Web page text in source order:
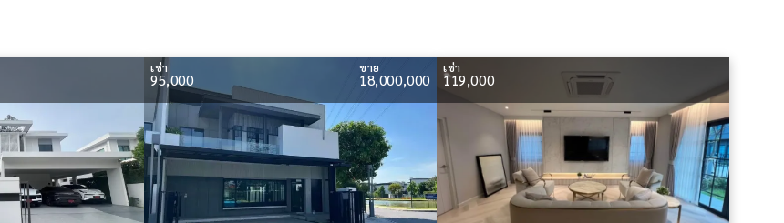
เช่า
95,000
ขาย
18,000,000
เช่า
119,000